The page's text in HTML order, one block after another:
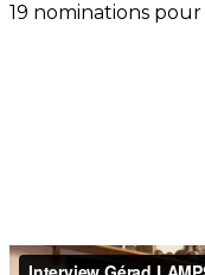
19 nominations